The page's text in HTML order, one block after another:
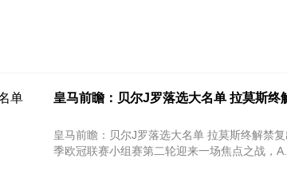
皇马前瞻：贝尔J罗落选大名单 拉莫斯终
皇马前瞻：贝尔J罗落选大名单 拉莫斯终解禁复出_欧冠 北京时间10月2日凌晨3点
季欧冠联赛小组赛第二轮迎来一场焦点之战，A...